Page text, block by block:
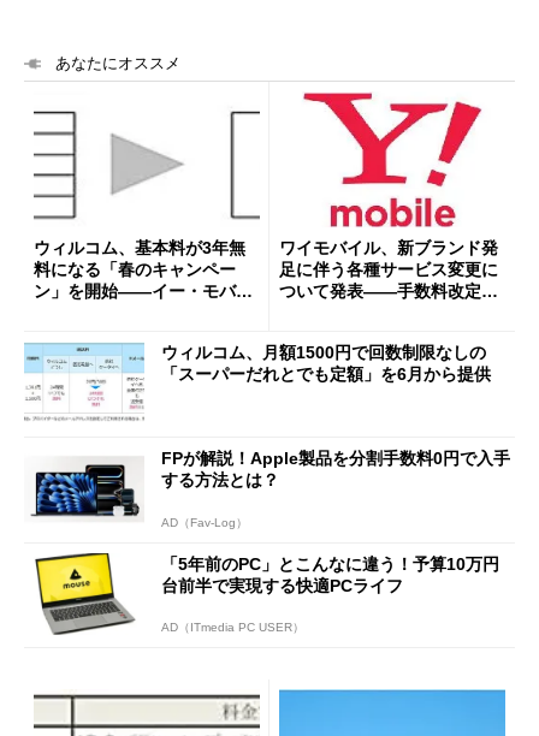
あなたにオススメ
ウィルコム、基本料が3年無
料になる「春のキャンペー
ン」を開始――イー・モバイ
ワイモバイル、新ブランド発
足に伴う各種サービス変更に
ついて発表――手数料改定、
ウィルコム、月額1500円で回数制限なしの
「スーパーだれとでも定額」を6月から提供
FPが解説！Apple製品を分割手数料0円で入手
する方法とは？
AD（Fav-Log）
「5年前のPC」とこんなに違う！予算10万円
台前半で実現する快適PCライフ
AD（ITmedia PC USER）